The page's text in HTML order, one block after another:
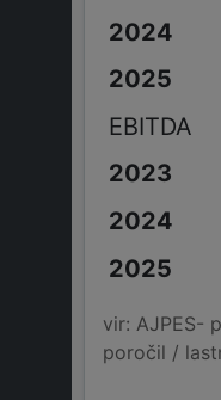
EBITDA
vir: AJPES-
poročil /